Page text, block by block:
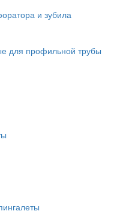
и зубила
для профильной трубы